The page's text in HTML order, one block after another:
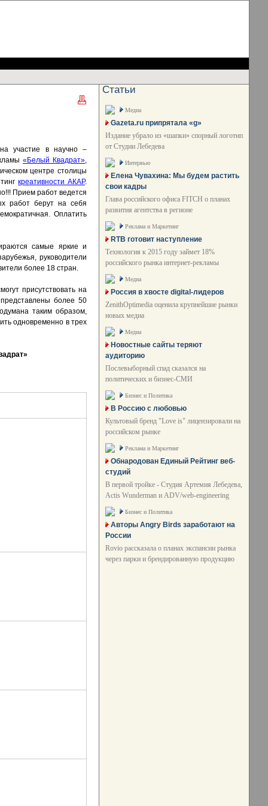
участие в научно –
«Белый Квадрат»,
центре столицы
креативности АКАР.
Прием работ ведется
работ берут на себя
Оплатить
самые яркие и
руководители
более 18 стран.
присутствовать на
более 50
таким образом,
одновременно в трех
Статьи
Медиа
Gazeta.ru припрятала «g»
Издание убрало из «шапки» спорный логотип
от Студии Лебедева
Интервью
Елена Чувахина: Мы будем растить
свои кадры
Глава российского офиса FITCH о планах
развития агентства в регионе
Реклама и Маркетинг
RTB готовит наступление
Технология к 2015 году займет 18%
российского рынка интернет-рекламы
Медиа
Россия в хвосте digital-лидеров
ZenithOptimedia оценила крупнейшие рынки
новых медиа
Медиа
Новостные сайты теряют
аудиторию
Послевыборный спад сказался на
политических и бизнес-СМИ
Бизнес и Политика
В Россию с любовью
Культовый бренд "Love is" лицензировали на
российском рынке
Реклама и Маркетинг
Обнародован Единый Рейтинг веб-
студий
В первой тройке - Студия Артемия Лебедева,
Actis Wunderman и ADV/web-engineering
Бизнес и Политика
Авторы Angry Birds заработают на
России
Rovio рассказала о планах экспансии рынка
через парки и брендированную продукцию